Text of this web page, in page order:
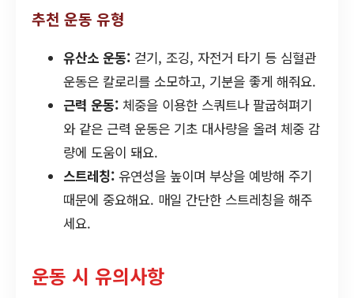
추천 운동 유형
유산소 운동: 걷기, 조깅, 자전거 타기 등 심혈관
운동은 칼로리를 소모하고, 기분을 좋게 해줘요.
근력 운동: 체중을 이용한 스쿼트나 팔굽혀펴기
와 같은 근력 운동은 기초 대사량을 올려 체중 감
량에 도움이 돼요.
스트레칭: 유연성을 높이며 부상을 예방해 주기
때문에 중요해요. 매일 간단한 스트레칭을 해주
세요.
운동 시 유의사항